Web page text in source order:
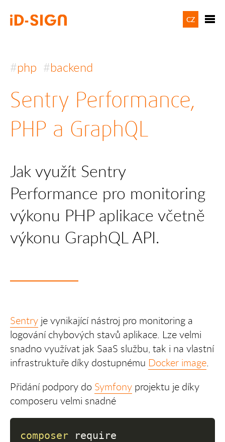
CZ
php backend
Sentry Performance,
PHP a GraphQL
Jak využít Sentry
Performance pro monitoring
výkonu PHP aplikace včetně
výkonu GraphQL API.
Sentry je vynikající nástroj pro monitoring a
logování chybových stavů aplikace. Lze velmi
snadno využívat jak SaaS službu, tak i na vlastní
infrastruktuře díky dostupnému Docker image.
Přidání podpory do Symfony projektu je díky
composeru velmi snadné
composer require